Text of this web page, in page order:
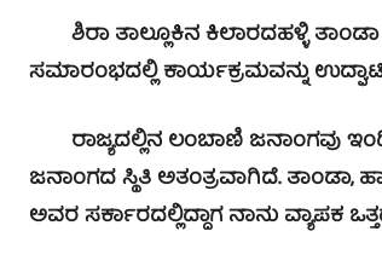
ಶಿರಾ ತಾಲ್ಲೂಕಿನ ಕಿಲಾರದಹಳ್ಳಿ
ಸಮಾರಂಭದಲ್ಲಿ ಕಾರ್ಯಕ್ರಮವನ್ನು
ರಾಜ್ಯದಲ್ಲಿನ ಲಂಬಾಣಿ ಜನಾಂಗವು
ಜನಾಂಗದ ಸ್ಥಿತಿ ಅತಂತ್ರವಾಗಿದೆ. ತಾಂಡಾ,
ಅವರ ಸರ್ಕಾರದಲ್ಲಿದ್ದಾಗ ನಾನು ವ್ಯಾಪಕ